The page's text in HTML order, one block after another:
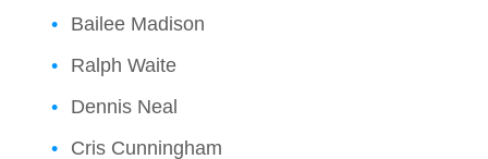
Bailee Madison
Ralph Waite
Dennis Neal
Cris Cunningham